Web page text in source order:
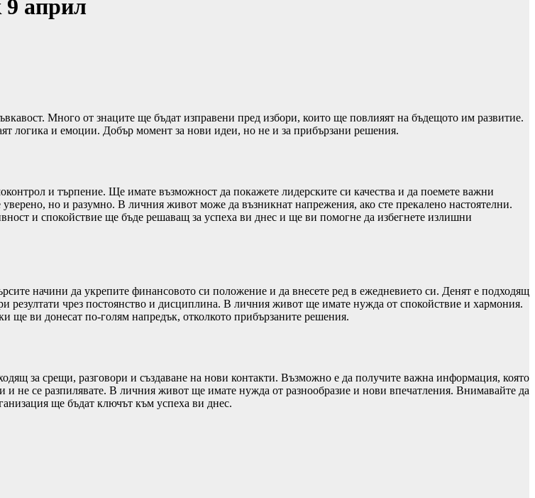
9 април
Много от знаците ще бъдат изправени пред избори, които ще повлияят на бъдещото им развитие.
логика и емоции. Добър момент за нови идеи, но не и за прибързани решения.
и търпение. Ще имате възможност да покажете лидерските си качества и да поемете важни
но и разумно. В личния живот може да възникнат напрежения, ако сте прекалено настоятелни.
и спокойствие ще бъде решаващ за успеха ви днес и ще ви помогне да избегнете излишни
начини да укрепите финансовото си положение и да внесете ред в ежедневието си. Денят е подходящ
резултати чрез постоянство и дисциплина. В личния живот ще имате нужда от спокойствие и хармония.
ще ви донесат по-голям напредък, отколкото прибързаните решения.
за срещи, разговори и създаване на нови контакти. Възможно е да получите важна информация, която
не се разпилявате. В личния живот ще имате нужда от разнообразие и нови впечатления. Внимавайте да
ще бъдат ключът към успеха ви днес.